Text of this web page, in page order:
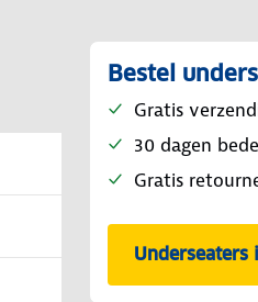
Bestel
Gratis
30 dagen
Gratis